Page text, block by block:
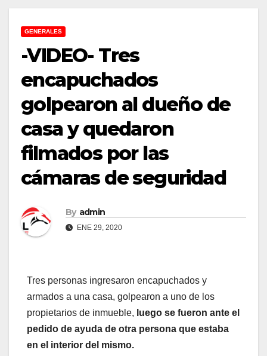
GENERALES
-VIDEO- Tres
encapuchados
golpearon al dueño de
casa y quedaron
filmados por las
cámaras de seguridad
By admin
ENE 29, 2020
Tres personas ingresaron encapuchados y
armados a una casa, golpearon a uno de los
propietarios de inmueble, luego se fueron ante el
pedido de ayuda de otra persona que estaba
en el interior del mismo.